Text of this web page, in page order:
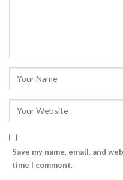
Save my name, email, and
time I comment.